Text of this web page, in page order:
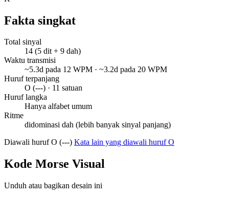
Fakta singkat
Total sinyal
14 (5 dit + 9 dah)
Waktu transmisi
~5.3d pada 12 WPM · ~3.2d pada 20 WPM
Huruf terpanjang
O (---) · 11 satuan
Huruf langka
Hanya alfabet umum
Ritme
didominasi dah (lebih banyak sinyal panjang)
Diawali huruf O (---) Kata lain yang diawali huruf O
Kode Morse Visual
Unduh atau bagikan desain ini